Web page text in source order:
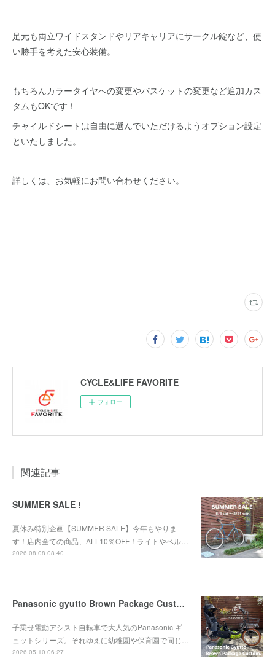
足元も両立ワイドスタンドやリアキャリアにサークル錠など、使
い勝手を考えた安心装備。
もちろんカラータイヤへの変更やバスケットの変更など追加カス
タムもOKです！
チャイルドシートは自由に選んでいただけるようオプション設定
といたしました。
詳しくは、お気軽にお問い合わせください。
CYCLE&LIFE FAVORITE
フォロー
関連記事
SUMMER SALE !
夏休み特別企画【SUMMER SALE】今年もやりま
す！店内全ての商品、ALL10％OFF！ライトやベル…
2026.08.08 08:40
Panasonic gyutto Brown Package Custom.
子乗せ電動アシスト自転車で大人気のPanasonic ギ
ュットシリーズ。それゆえに幼稚園や保育園で同じ…
2026.05.10 06:27